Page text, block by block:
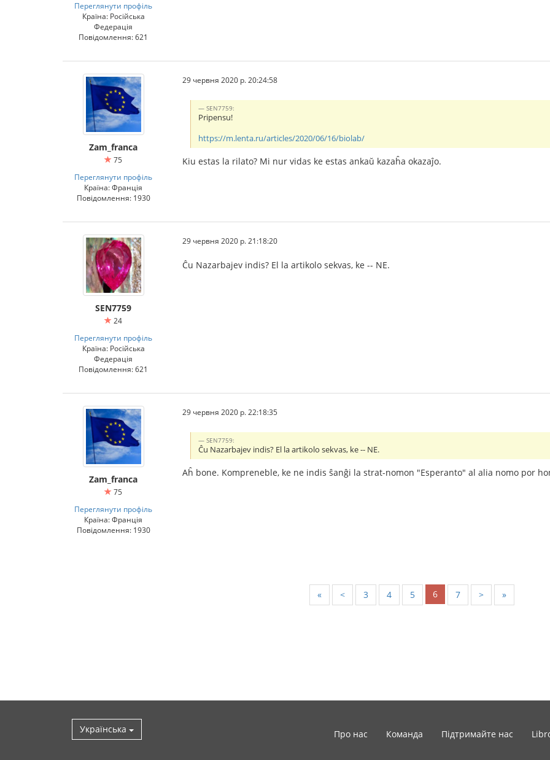
Переглянути профіль
Країна: Російська
Федерація
Повідомлення: 621
Zam_franca
75
Переглянути профіль
Країна: Франція
Повідомлення: 1930
29 червня 2020 р. 20:24:58
SEN7759:
Pripensu!
https://m.lenta.ru/articles/2020/06/16/biolab/
Kiu estas la rilato? Mi nur vidas ke estas ankaŭ kazaĥa okazaĵo.
SEN7759
24
Переглянути профіль
Країна: Російська
Федерація
Повідомлення: 621
29 червня 2020 р. 21:18:20
Ĉu Nazarbajev indis? El la artikolo sekvas, ke -- NE.
Zam_franca
75
Переглянути профіль
Країна: Франція
Повідомлення: 1930
29 червня 2020 р. 22:18:35
SEN7759:
Ĉu Nazarbajev indis? El la artikolo sekvas, ke -- NE.
Aĥ bone. Kompreneble, ke ne indis ŝanĝi la strat-nomon "Esperanto" al alia nomo por
« < 3 4 5 6 7 > »
Українська Про нас Команда Підтримайте нас